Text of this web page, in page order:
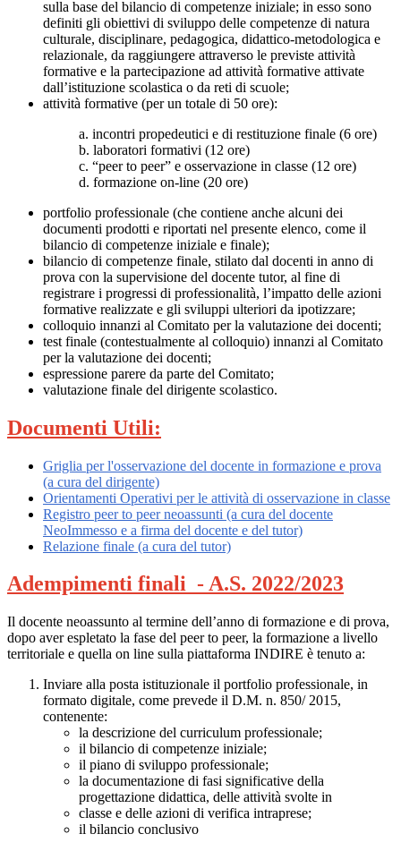
sulla base del bilancio di competenze iniziale; in esso sono
definiti gli obiettivi di sviluppo delle competenze di natura
culturale, disciplinare, pedagogica, didattico-metodologica e
relazionale, da raggiungere attraverso le previste attività
formative e la partecipazione ad attività formative attivate
dall’istituzione scolastica o da reti di scuole;
attività formative (per un totale di 50 ore):
a. incontri propedeutici e di restituzione finale (6 ore)
b. laboratori formativi (12 ore)
c. “peer to peer” e osservazione in classe (12 ore)
d. formazione on-line (20 ore)
portfolio professionale (che contiene anche alcuni dei
documenti prodotti e riportati nel presente elenco, come il
bilancio di competenze iniziale e finale);
bilancio di competenze finale, stilato dal docenti in anno di
prova con la supervisione del docente tutor, al fine di
registrare i progressi di professionalità, l’impatto delle azioni
formative realizzate e gli sviluppi ulteriori da ipotizzare;
colloquio innanzi al Comitato per la valutazione dei docenti;
test finale (contestualmente al colloquio) innanzi al Comitato
per la valutazione dei docenti;
espressione parere da parte del Comitato;
valutazione finale del dirigente scolastico.
Documenti Utili:
Griglia per l'osservazione del docente in formazione e prova
(a cura del dirigente)
Orientamenti Operativi per le attività di osservazione in classe
Registro peer to peer neoassunti (a cura del docente
NeoImmesso e a firma del docente e del tutor)
Relazione finale (a cura del tutor)
Adempimenti finali - A.S. 2022/2023
Il docente neoassunto al termine dell’anno di formazione e di prova,
dopo aver espletato la fase del peer to peer, la formazione a livello
territoriale e quella on line sulla piattaforma INDIRE è tenuto a:
Inviare alla posta istituzionale il portfolio professionale, in
formato digitale, come prevede il D.M. n. 850/ 2015,
contenente:
la descrizione del curriculum professionale;
il bilancio di competenze iniziale;
il piano di sviluppo professionale;
la documentazione di fasi significative della
progettazione didattica, delle attività svolte in
classe e delle azioni di verifica intraprese;
il bilancio conclusivo